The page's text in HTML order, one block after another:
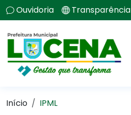
Ouvidoria Transparência
Início IPML